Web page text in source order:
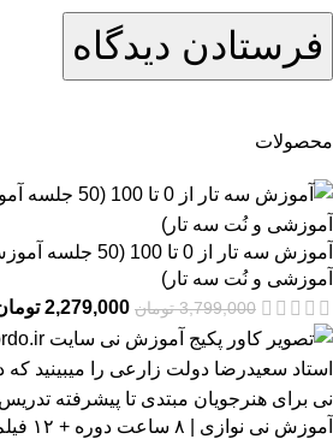
محصولات
آموزش سه تار از 0
آموزشی و نُت سه تار)
3,799,000 تومان 2,279,000
آموزش